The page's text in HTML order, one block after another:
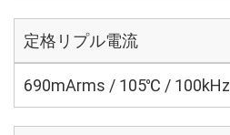
定格リプル電流
690mArms / 105℃ / 100kHz